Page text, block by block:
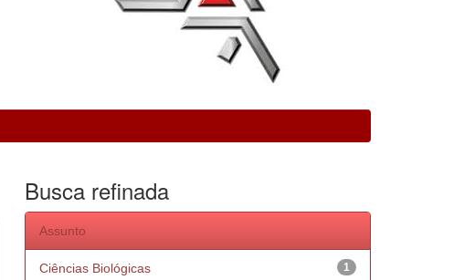
Busca refinada
Assunto
1
Ciências Biológicas